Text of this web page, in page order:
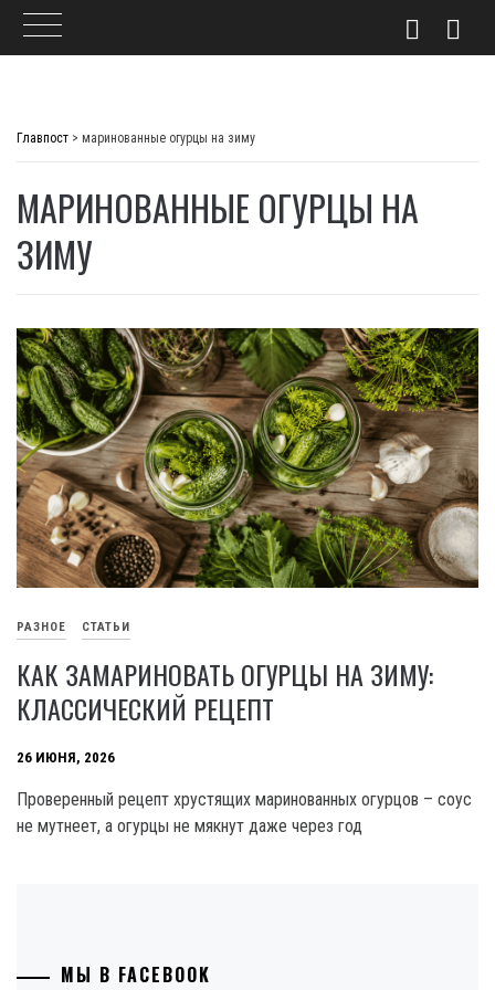
Главпост > маринованные огурцы на зиму
МАРИНОВАННЫЕ ОГУРЦЫ НА
ЗИМУ
РАЗНОЕ СТАТЬИ
КАК ЗАМАРИНОВАТЬ ОГУРЦЫ НА ЗИМУ:
КЛАССИЧЕСКИЙ РЕЦЕПТ
26 ИЮНЯ, 2026
Проверенный рецепт хрустящих маринованных огурцов – соус
не мутнеет, а огурцы не мякнут даже через год
МЫ В FACEBOOK